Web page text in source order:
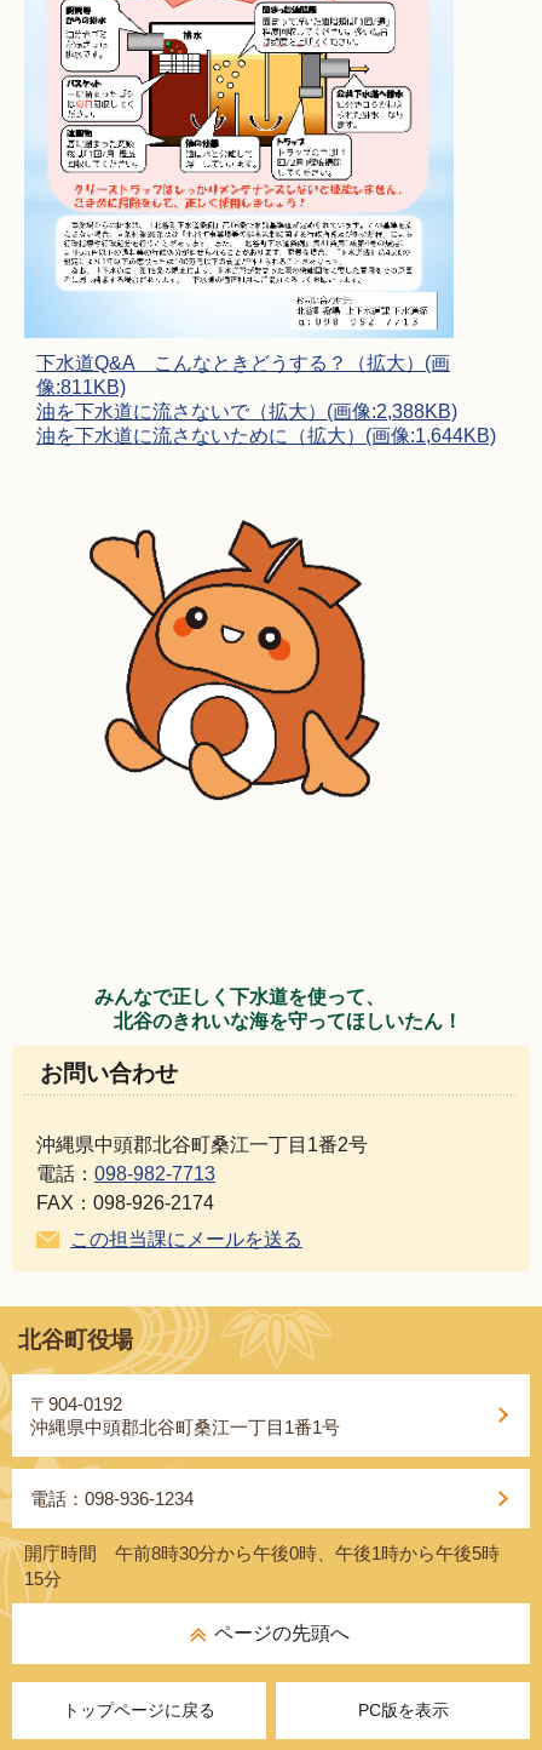
下水道Q&A こんなときどうする？（拡大）(画
像:811KB)
油を下水道に流さないで（拡大）(画像:2,388KB)
油を下水道に流さないために（拡大）(画像:1,644KB)
みんなで正しく下水道を使って、
北谷のきれいな海を守ってほしいたん！
お問い合わせ
沖縄県中頭郡北谷町桑江一丁目1番2号
電話： 098-982-7713
FAX：098-926-2174
この担当課にメールを送る
北谷町役場
〒904-0192
沖縄県中頭郡北谷町桑江一丁目1番1号
電話：098-936-1234
開庁時間 午前8時30分から午後0時、午後1時から午後5時
15分
ページの先頭へ
トップページに戻る PC版を表示